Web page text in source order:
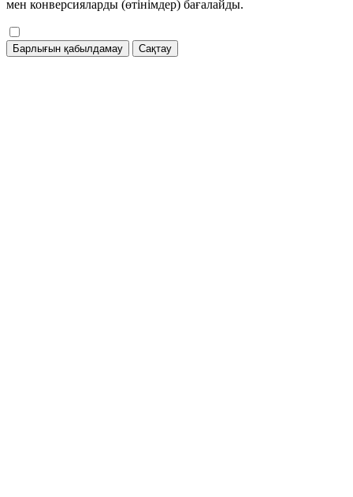
мен конверсияларды (өтінімдер) бағалайды.
Барлығын қабылдамау Сақтау